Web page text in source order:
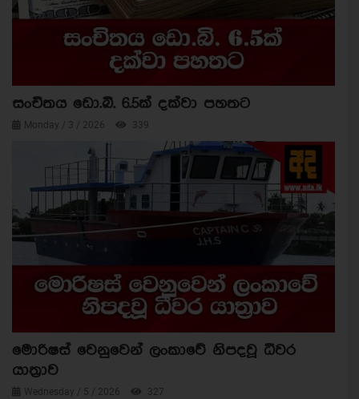
සංචිතය ඩො.බි. 6.5ක් දක්වා පහතට
Monday / 3 / 2026 339
මොරිෂස් වෙනුවෙන් ලංකාවේ නිපදවූ ධීවර
යාත්‍රාව
Wednesday / 5 / 2026 327